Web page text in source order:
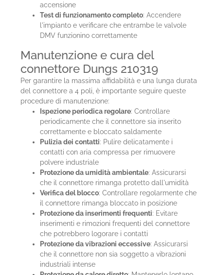
accensione
Test di funzionamento completo: Accendere
l'impianto e verificare che entrambe le valvole
DMV funzionino correttamente
Manutenzione e cura del
connettore Dungs 210319
Per garantire la massima affidabilità e una lunga durata
del connettore a 4 poli, è importante seguire queste
procedure di manutenzione:
Ispezione periodica regolare: Controllare
periodicamente che il connettore sia inserito
correttamente e bloccato saldamente
Pulizia dei contatti: Pulire delicatamente i
contatti con aria compressa per rimuovere
polvere industriale
Protezione da umidità ambientale: Assicurarsi
che il connettore rimanga protetto dall'umidità
Verifica del blocco: Controllare regolarmente che
il connettore rimanga bloccato in posizione
Protezione da inserimenti frequenti: Evitare
inserimenti e rimozioni frequenti del connettore
che potrebbero logorare i contatti
Protezione da vibrazioni eccessive: Assicurarsi
che il connettore non sia soggetto a vibrazioni
industriali intense